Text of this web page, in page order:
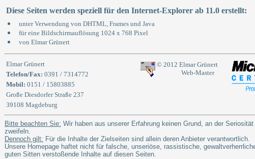
Diese Seiten werden speziell für den Internet-Explorer ab 11.0 erstellt:
unter Verwendung von DHTML, Frames und Java
für eine Bildschirmauflösung 1024 x 768 Pixel
von Elmar Grünert
Elmar Grünert
© 2012 Elmar Grünert
Web-Master
Telefon/Fax: 0391 / 7314772
Mobil: 0151 / 15803885
Große Diesdorfer Straße 237
39108 Magdeburg
Bitte beachten Sie: Wir haben aus unserer Erfahrung keinen Grund, an der
zweifeln.
Dennoch gilt: Für die Inhalte der Zielseiten sind allein deren Anbieter verantwortlich.
Unsere Homepage haftet nicht für falsche, unseriöse, rassistische,
guten Sitten verstoßende Inhalte auf diesen Seiten.